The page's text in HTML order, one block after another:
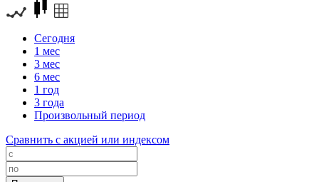
Сегодня
1 мес
3 мес
6 мес
1 год
3 года
Произвольный период
Сравнить с акцией или индексом